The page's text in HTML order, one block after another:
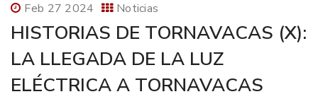
Feb 27 2024 Noticias
HISTORIAS DE TORNAVACAS (X):
LA LLEGADA DE LA LUZ
ELÉCTRICA A TORNAVACAS